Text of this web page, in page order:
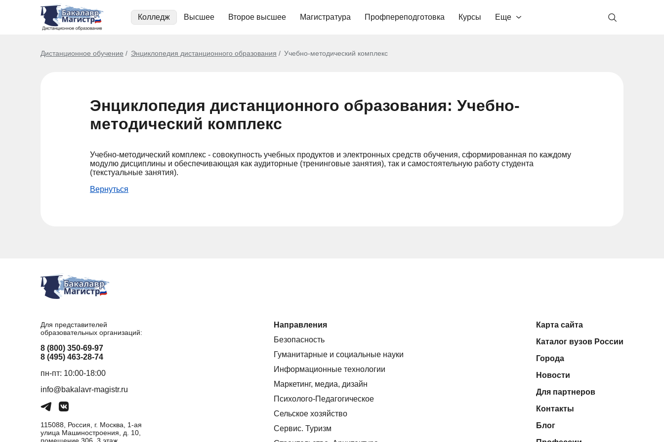
Колледж Высшее Второе высшее Магистратура Профпереподготовка Курсы Еще
Дистанционное обучение Энциклопедия дистанционного образования Учебно-методический комплекс
Энциклопедия дистанционного образования: Учебно-
методический комплекс
Учебно-методический комплекс - совокупность учебных продуктов и электронных средств обучения, сформированная по каждому
модулю дисциплины и обеспечивающая как аудиторные (тренинговые занятия), так и самостоятельную работу студента
(текстуальные занятия).
Вернуться
Для представителей
образовательных организаций:
8 (800) 350-69-97
8 (495) 463-28-74
пн-пт: 10:00-18:00
info@bakalavr-magistr.ru
115088, Россия, г. Москва, 1-ая
улица Машиностроения, д. 10,
Направления
Безопасность
Гуманитарные и социальные науки
Информационные технологии
Маркетинг, медиа, дизайн
Психолого-Педагогическое
Сельское хозяйство
Сервис. Туризм
Карта сайта
Каталог вузов России
Города
Новости
Для партнеров
Контакты
Блог